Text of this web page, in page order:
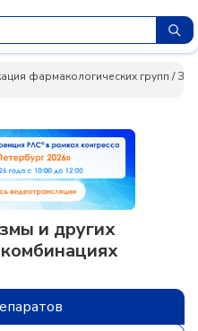
фармакологических групп /
и других